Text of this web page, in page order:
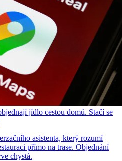
jídlo cestou domů. Stačí se
asistenta, který rozumí
přímo na trase. Objednání
chystá.